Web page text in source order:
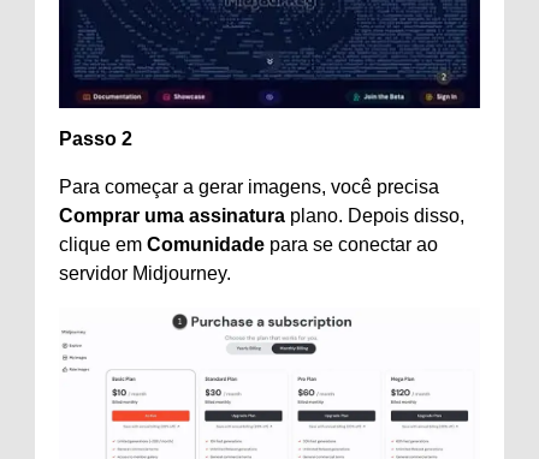
Passo 2
Para começar a gerar imagens, você precisa
Comprar uma assinatura plano. Depois disso,
clique em Comunidade para se conectar ao
servidor Midjourney.